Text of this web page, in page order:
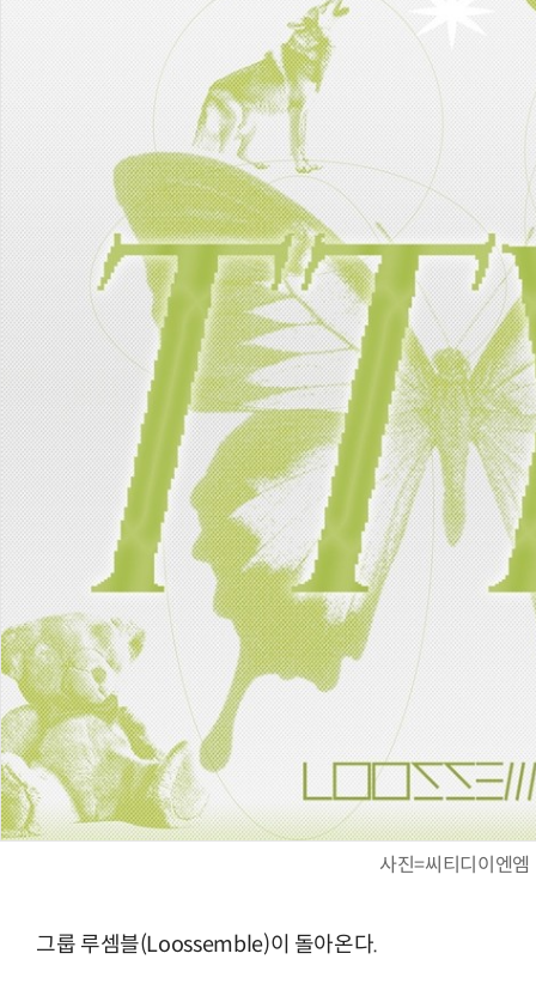
사진=씨티디이엔엠
그룹 루셈블(Loossemble)이 돌아온다.